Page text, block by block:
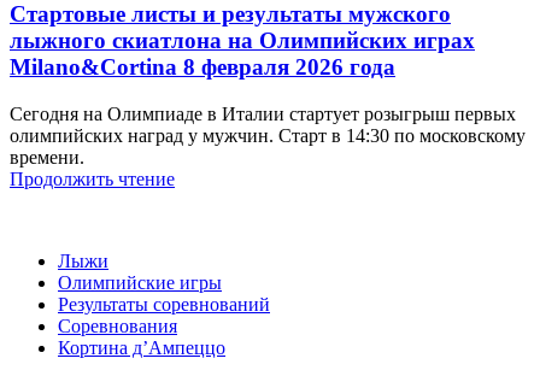
Стартовые листы и результаты мужского
лыжного скиатлона на Олимпийских играх
Milano&Cortina 8 февраля 2026 года
Сегодня на Олимпиаде в Италии стартует розыгрыш первых
олимпийских наград у мужчин. Старт в 14:30 по московскому
времени.
Продолжить чтение
Лыжи
Олимпийские игры
Результаты соревнований
Соревнования
Кортина д’Ампеццо